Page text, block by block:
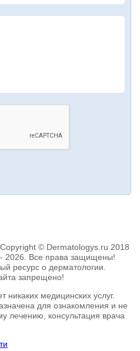
Copyright © Dermatologys.ru 2018
- 2026. Все права защищены!
ресурс о дерматологии.
запрещено!
никаких медицинских услуг.
для ознакомления и не
лечению, консультация врача